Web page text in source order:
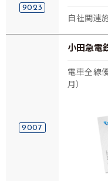
9023
自社関連
9007
小田急電
電車全線
月）